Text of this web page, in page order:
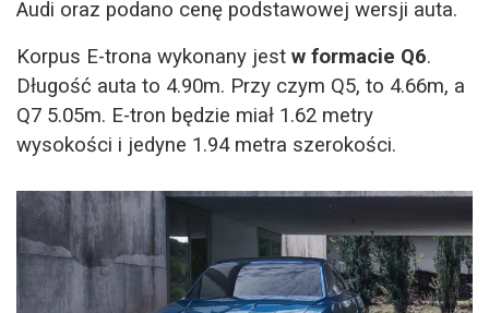
Audi oraz podano cenę podstawowej wersji auta.
Korpus E-trona wykonany jest w formacie Q6.
Długość auta to 4.90m. Przy czym Q5, to 4.66m, a
Q7 5.05m. E-tron będzie miał 1.62 metry
wysokości i jedyne 1.94 metra szerokości.